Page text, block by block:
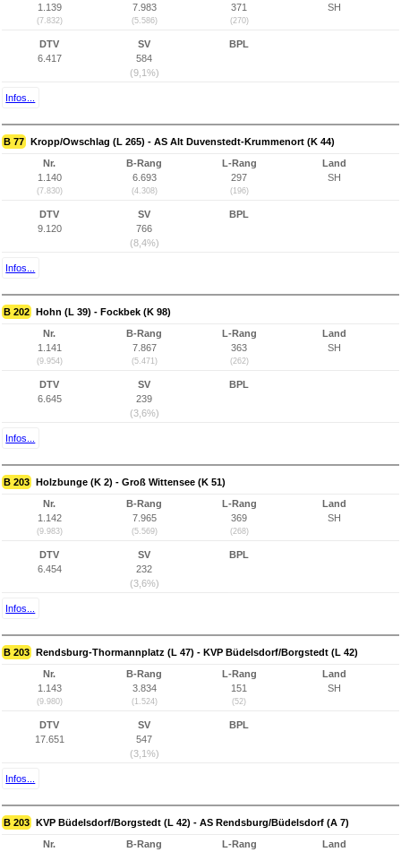
1.139
(7.832)
7.983
(5.586)
371
(270)
SH
DTV
6.417
SV
584
(9,1%)
BPL
Infos...
B 77 Kropp/Owschlag (L 265) - AS Alt Duvenstedt-Krummenort (K 44)
Nr.
1.140
(7.830)
B-Rang
6.693
(4.308)
L-Rang
297
(196)
Land
SH
DTV
9.120
SV
766
(8,4%)
BPL
Infos...
B 202 Hohn (L 39) - Fockbek (K 98)
Nr.
1.141
(9.954)
B-Rang
7.867
(5.471)
L-Rang
363
(262)
Land
SH
DTV
6.645
SV
239
(3,6%)
BPL
Infos...
B 203 Holzbunge (K 2) - Groß Wittensee (K 51)
Nr.
1.142
(9.983)
B-Rang
7.965
(5.569)
L-Rang
369
(268)
Land
SH
DTV
6.454
SV
232
(3,6%)
BPL
Infos...
B 203 Rendsburg-Thormannplatz (L 47) - KVP Büdelsdorf/Borgstedt (L 42)
Nr.
1.143
(9.980)
B-Rang
3.834
(1.524)
L-Rang
151
(52)
Land
SH
DTV
17.651
SV
547
(3,1%)
BPL
Infos...
B 203 KVP Büdelsdorf/Borgstedt (L 42) - AS Rendsburg/Büdelsdorf (A 7)
Nr.
B-Rang
L-Rang
Land